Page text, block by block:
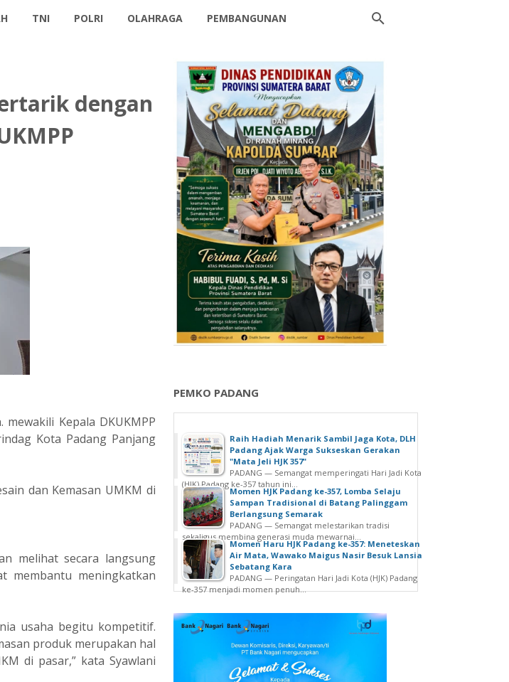
TNI POLRI OLAHRAGA PEMBANGUNAN
dengan
Kepala DKUKMPP
Kota Padang Panjang
dan Kemasan UMKM di
melihat secara langsung
membantu meningkatkan
usaha begitu kompetitif.
produk merupakan hal
di pasar,” kata Syawlani
PEMKO PADANG
Raih Hadiah Menarik Sambil Jaga Kota, DLH
Padang Ajak Warga Sukseskan Gerakan
"Mata Jeli HJK 357"
PADANG — Semangat memperingati Hari Jadi Kota
(HJK) Padang ke-357 tahun ini...
Momen HJK Padang ke-357, Lomba Selaju
Sampan Tradisional di Batang Palinggam
Berlangsung Semarak
PADANG — Semangat melestarikan tradisi
sekaligus membina generasi muda mewarnai...
Momen Haru HJK Padang ke-357: Meneteskan
Air Mata, Wawako Maigus Nasir Besuk Lansia
Sebatang Kara
PADANG — Peringatan Hari Jadi Kota (HJK) Padang
ke-357 menjadi momen penuh...